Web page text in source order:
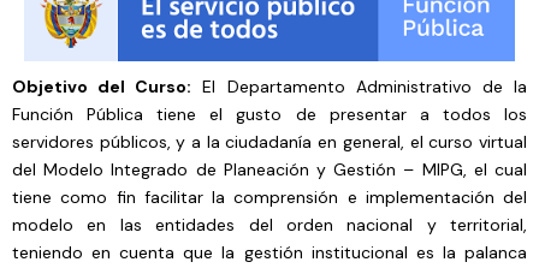
Objetivo del Curso: El Departamento Administrativo de la
Función Pública tiene el gusto de presentar a todos los
servidores públicos, y a la ciudadanía en general, el curso virtual
del Modelo Integrado de Planeación y Gestión – MIPG, el cual
tiene como fin facilitar la comprensión e implementación del
modelo en las entidades del orden nacional y territorial,
teniendo en cuenta que la gestión institucional es la palanca